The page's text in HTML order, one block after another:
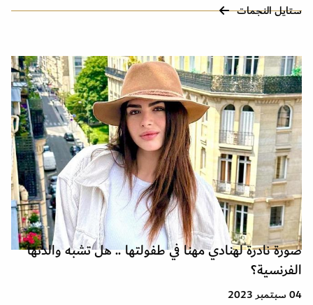
ستايل النجمات
صورة نادرة لهنادي مهنا في طفولتها .. هل تشبه والدتها
الفرنسية؟
04 سبتمبر 2023